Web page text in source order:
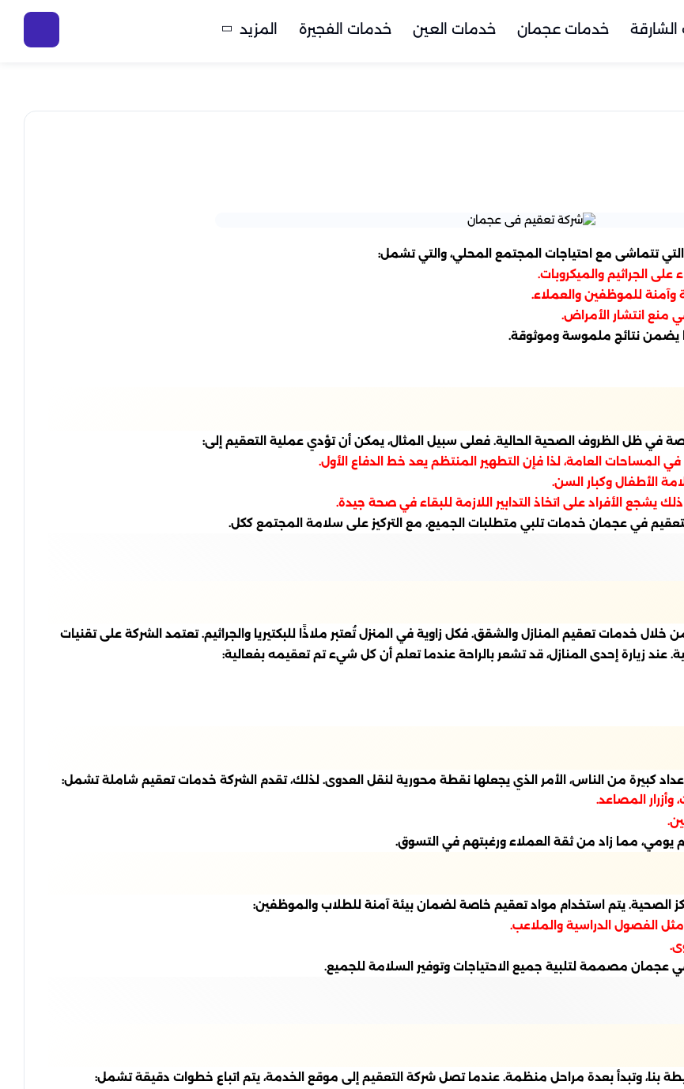
خدمات عجمان خدمات العين خدمات الفجيرة المزيد
تتماشى مع احتياجات المجتمع المحلي، والتي تشمل:
الجراثيم والميكروبات.
وآمنة للموظفين والعملاء.
منع انتشار الأمراض.
يضمن نتائج ملموسة وموثوقة.
في ظل الظروف الصحية الحالية. فعلى سبيل المثال، يمكن أن تؤدي عملية التعقيم إلى:
المساحات العامة، لذا فإن التطهير المنتظم يعد خط الدفاع الأول.
الأطفال وكبار السن.
يشجع الأفراد على اتخاذ التدابير اللازمة للبقاء في صحة جيدة.
في عجمان خدمات تلبي متطلبات الجميع، مع التركيز على سلامة المجتمع ككل.
خدمات تعقيم المنازل والشقق. فكل زاوية في المنزل تُعتبر ملاذًا للبكتيريا والجراثيم. تعتمد الشركة على تقنيات
زيارة إحدى المنازل، قد تشعر بالراحة عندما تعلم أن كل شيء تم تعقيمه بفعالية:
أعداد كبيرة من الناس، الأمر الذي يجعلها نقطة محورية لنقل العدوى. لذلك، تقدم الشركة خدمات تعقيم شاملة تشمل:
المصاعد.
يومي، مما زاد من ثقة العملاء ورغبتهم في التسوق.
الصحية. يتم استخدام مواد تعقيم خاصة لضمان بيئة آمنة للطلاب والموظفين:
مثل الفصول الدراسية والملاعب.
عجمان مصممة لتلبية جميع الاحتياجات وتوفير السلامة للجميع.
بنا، وتبدأ بعدة مراحل منظمة. عندما تصل شركة التعقيم إلى موقع الخدمة، يتم اتباع خطوات دقيقة تشمل: